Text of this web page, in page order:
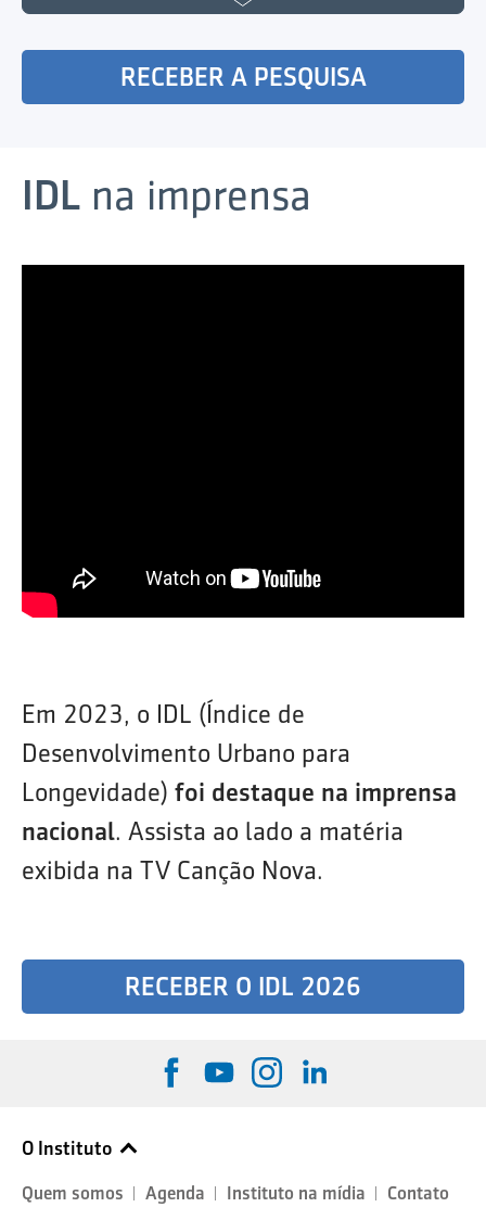
RECEBER A PESQUISA
IDL na imprensa
Em 2023, o IDL (Índice de
Desenvolvimento Urbano para
Longevidade) foi destaque na imprensa
nacional. Assista ao lado a matéria
exibida na TV Canção Nova.
RECEBER O IDL 2026
O Instituto
Quem somos Agenda Instituto na mídia
Contato